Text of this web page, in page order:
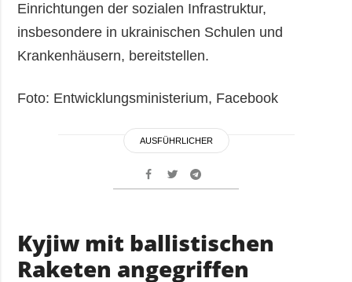
Einrichtungen der sozialen Infrastruktur,
insbesondere in ukrainischen Schulen und
Krankenhäusern, bereitstellen.
Foto: Entwicklungsministerium, Facebook
AUSFÜHRLICHER
Kyjiw mit ballistischen
Raketen angegriffen